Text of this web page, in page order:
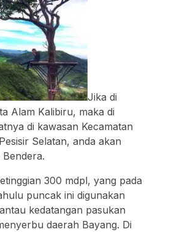
Jika di
Alam Kalibiru, maka di
di kawasan Kecamatan
Selatan, anda akan
300 mdpl, yang pada
puncak ini digunakan
kedatangan pasukan
daerah Bayang. Di